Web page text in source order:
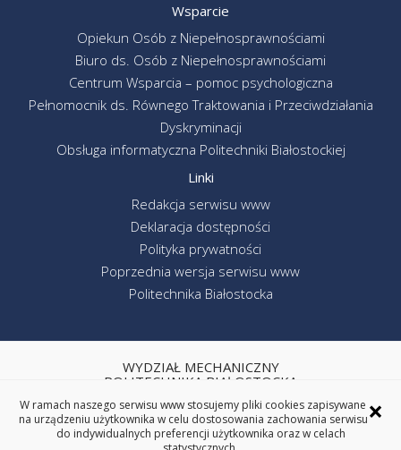
Wsparcie
Opiekun Osób z Niepełnosprawnościami
Biuro ds. Osób z Niepełnosprawnościami
Centrum Wsparcia – pomoc psychologiczna
Pełnomocnik ds. Równego Traktowania i Przeciwdziałania
Dyskryminacji
Obsługa informatyczna Politechniki Białostockiej
Linki
Redakcja serwisu www
Deklaracja dostępności
Polityka prywatności
Poprzednia wersja serwisu www
Politechnika Białostocka
WYDZIAŁ MECHANICZNY
POLITECHNIKA BIAŁOSTOCKA
ul. Wiejska 45C, 15-351 Białystok
tel. centrala (85) 746-92-00
REGON: 000001672 NIP: 542-020-87-21
×
W ramach naszego serwisu www stosujemy pliki cookies zapisywane
na urządzeniu użytkownika w celu dostosowania zachowania serwisu
do indywidualnych preferencji użytkownika oraz w celach